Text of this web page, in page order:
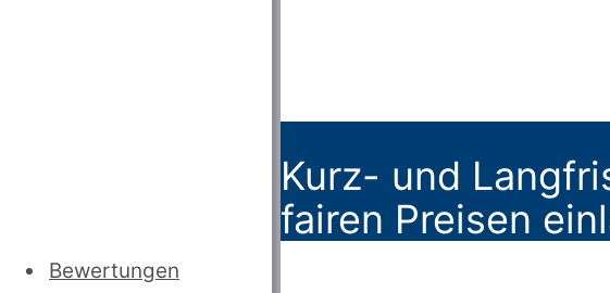
Bewertungen
Kurz- und
fairen Preisen